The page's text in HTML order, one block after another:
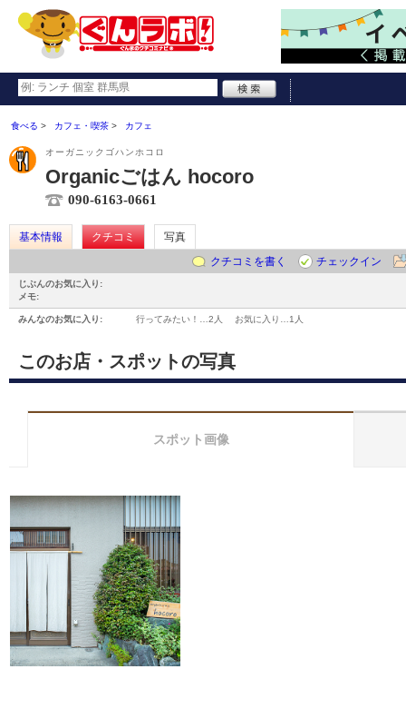
食べる カフェ・喫茶 カフェ
オーガニックゴハンホコロ
Organicごはん hocoro
090-6163-0661
基本情報 クチコミ
写真
クチコミを書く
チェックイン
じぶんのお気に入り:
メモ:
みんなのお気に入り: 行ってみたい！… 2人 お気に入り… 1人
このお店・スポットの写真
スポット画像